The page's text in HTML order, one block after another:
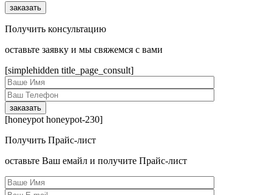
Получить консультацию
оcтавьте заявку и мы свяжемся с вами
[simplehidden title_page_consult]
[honeypot honeypot-230]
Получить Прайс-лист
оcтавьте Ваш емайл и получите Прайс-лист